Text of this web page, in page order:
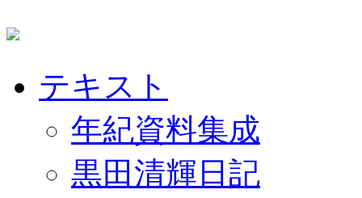
テキスト
年紀資料集成
黒田清輝日記